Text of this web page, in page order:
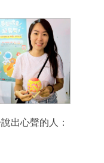
出心聲的人：